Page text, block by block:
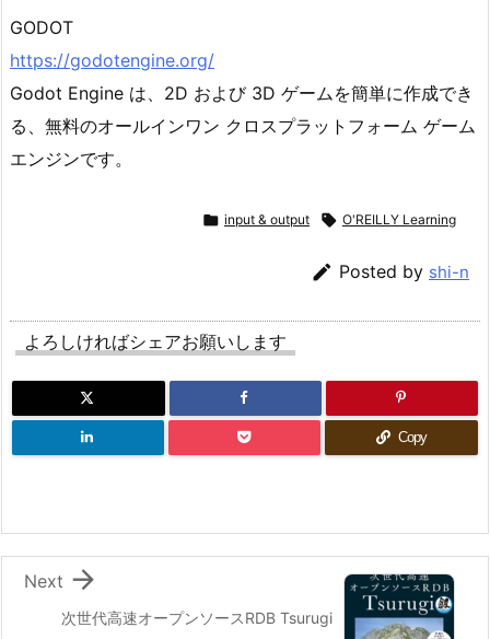
GODOT
https://godotengine.org/
Godot Engine は、2D および 3D ゲームを簡単に作成でき
る、無料のオールインワン クロスプラットフォーム ゲーム
エンジンです。
 input & output  O'REILLY Learning
 Posted by shi-n
よろしければシェアお願いします
Copy
次世代高速オープンソースRDB Tsurugi

Next